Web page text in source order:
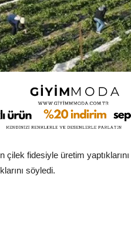
fidesiyle üretim
söyledi.